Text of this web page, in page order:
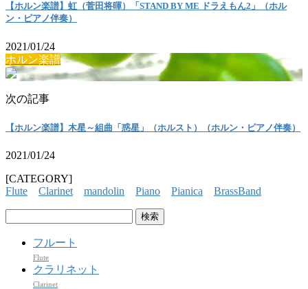
【ホルン楽譜】虹（菅田将暉）「STAND BY ME ドラえもん2」（ホル
ン・ピアノ伴奏）
2021/01/24
ホルン楽譜
次の記事
【ホルン楽譜】木星～組曲「惑星」（ホルスト）（ホルン・ピアノ伴奏）
2021/01/24
[CATEGORY]
Flute
Clarinet mandolin Piano Pianica
BrassBand
フルート
Flute
クラリネット
Clarinet